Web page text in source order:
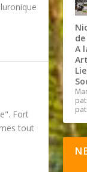
Fort
tout
de
A